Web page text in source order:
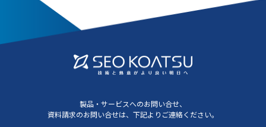
製品・サービスへのお問い合せ、
資料請求のお問い合せは、 下記よりご連絡ください。